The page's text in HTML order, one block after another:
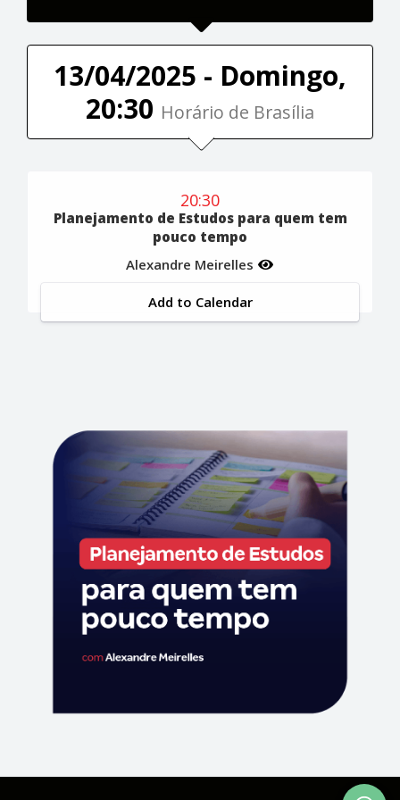
13/04/2025 - Domingo,
20:30 Horário de Brasília
20:30
Planejamento de Estudos para quem tem
pouco tempo
Alexandre Meirelles
Add to Calendar